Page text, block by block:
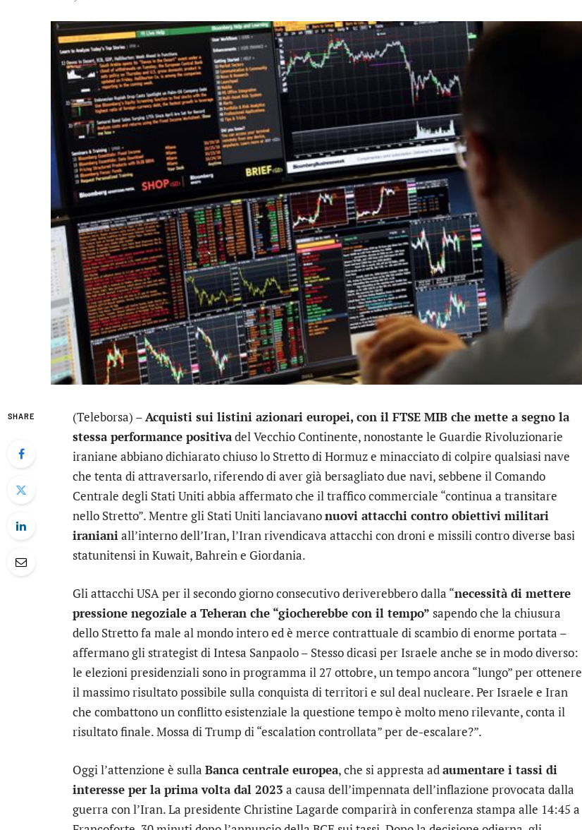
SHARE (Teleborsa) –Acquisti sui listini azionari europei, con il FTSE MIB che mette a segno la
stessa performance positivadel Vecchio Continente, nonostante le Guardie Rivoluzionarie
iraniane abbiano dichiarato chiuso lo Stretto di Hormuz e minacciato di colpire qualsiasi nave
che tenta di attraversarlo, riferendo di aver già bersagliato due navi, sebbene il Comando
Centrale degli Stati Uniti abbia affermato che il traffico commerciale “continua a transitare
nello Stretto”. Mentre gli Stati Uniti lanciavanonuovi attacchi contro obiettivi militari
iranianiall’interno dell’Iran, l’Iran rivendicava attacchi con droni e missili contro diverse basi
statunitensi in Kuwait, Bahrein e Giordania.
Gli attacchi USA per il secondo giorno consecutivo deriverebbero dalla “necessità di mettere
pressione negoziale a Teheran che “giocherebbe con il tempo” sapendo che la chiusura
dello Stretto fa male al mondo intero ed è merce contrattuale di scambio di enorme portata –
affermano gli strategist di Intesa Sanpaolo – Stesso dicasi per Israele anche se in modo diverso:
le elezioni presidenziali sono in programma il 27 ottobre, un tempo ancora “lungo” per ottenere
il massimo risultato possibile sulla conquista di territori e sul deal nucleare. Per Israele e Iran
che combattono un conflitto esistenziale la questione tempo è molto meno rilevante, conta il
risultato finale. Mossa di Trump di “escalation controllata” per de-escalare?”.
Oggi l’attenzione è sulla Banca centrale europea, che si appresta adaumentare i tassi di
interesse per la prima volta dal 2023 a causa dell’impennata dell’inflazione provocata dalla
guerra con l’Iran. La presidente Christine Lagarde comparirà in conferenza stampa alle 14:45 a